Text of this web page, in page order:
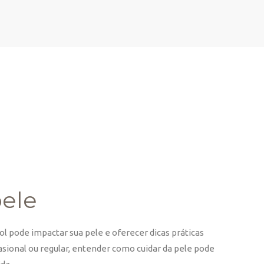
pode impactar sua pele e oferecer dicas práticas
ou regular, entender como cuidar da pele pode